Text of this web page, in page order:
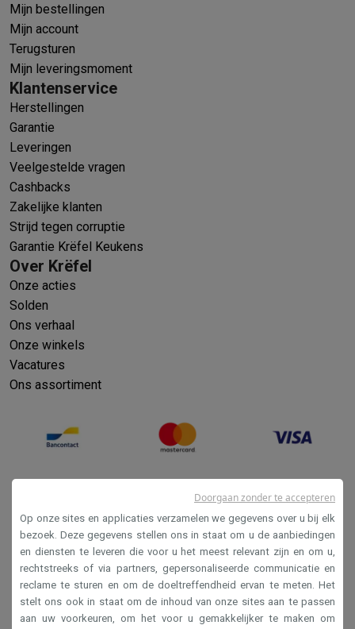
Mijn bestellingen
Mijn account
Terugsturen
Mijn leveringsmoment
Klantenservice
Herstellingen
Garantie
Leveringen
Veelgestelde vragen
Cashbacks
Zakelijke klanten
Strijd tegen corruptie
Garantie Krëfel Keukens
Over Krëfel
Onze acties
Solden
Ons verhaal
Onze winkels
Vacatures
Ons assortiment
Verkoopsvoorwaarden
Privacy
Disclaimer
Op onze sites en applicaties verzamelen we gegevens over u bij elk
bezoek. Deze gegevens stellen ons in staat om u de aanbiedingen
en diensten te leveren die voor u het meest relevant zijn en om u,
rechtstreeks of via partners, gepersonaliseerde communicatie en
reclame te sturen en om de doeltreffendheid ervan te meten. Het
stelt ons ook in staat om de inhoud van onze sites aan te passen
aan uw voorkeuren, om het voor u gemakkelijker te maken om
Doorgaan zonder te accepteren